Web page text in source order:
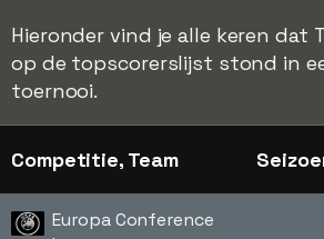
Hieronder vind je alle keren dat
op de topscorerslijst stond in
toernooi.
Competitie, Team
Europa Conference